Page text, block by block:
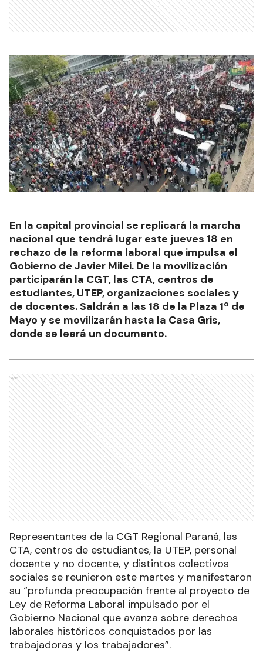
En la capital provincial se replicará la marcha
nacional que tendrá lugar este jueves 18 en
rechazo de la reforma laboral que impulsa el
Gobierno de Javier Milei. De la movilización
participarán la CGT, las CTA, centros de
estudiantes, UTEP, organizaciones sociales y
de docentes. Saldrán a las 18 de la Plaza 1º de
Mayo y se movilizarán hasta la Casa Gris,
donde se leerá un documento.
Ads
Representantes de la CGT Regional Paraná, las
CTA, centros de estudiantes, la UTEP, personal
docente y no docente, y distintos colectivos
sociales se reunieron este martes y manifestaron
su “profunda preocupación frente al proyecto de
Ley de Reforma Laboral impulsado por el
Gobierno Nacional que avanza sobre derechos
laborales históricos conquistados por las
trabajadoras y los trabajadores”.